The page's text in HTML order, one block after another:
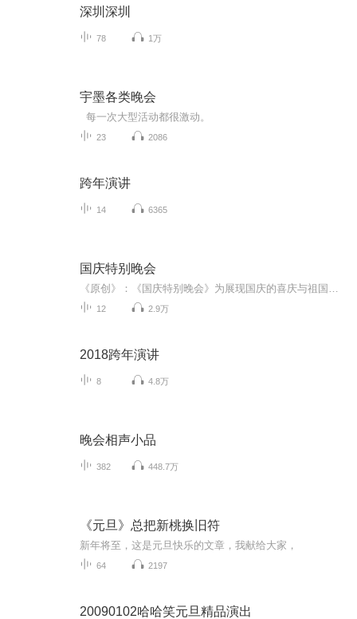
深圳深圳
78 1万
宇墨各类晚会
每一次大型活动都很激动。
23 2086
跨年演讲
14 6365
国庆特别晚会
12 2.9万
2018跨年演讲
8 4.8万
晚会相声小品
382 448.7万
《元旦》总把新桃换旧符
新年将至，这是元旦快乐的文章，我献给大家，
64 2197
20090102哈哈笑元旦精品演出